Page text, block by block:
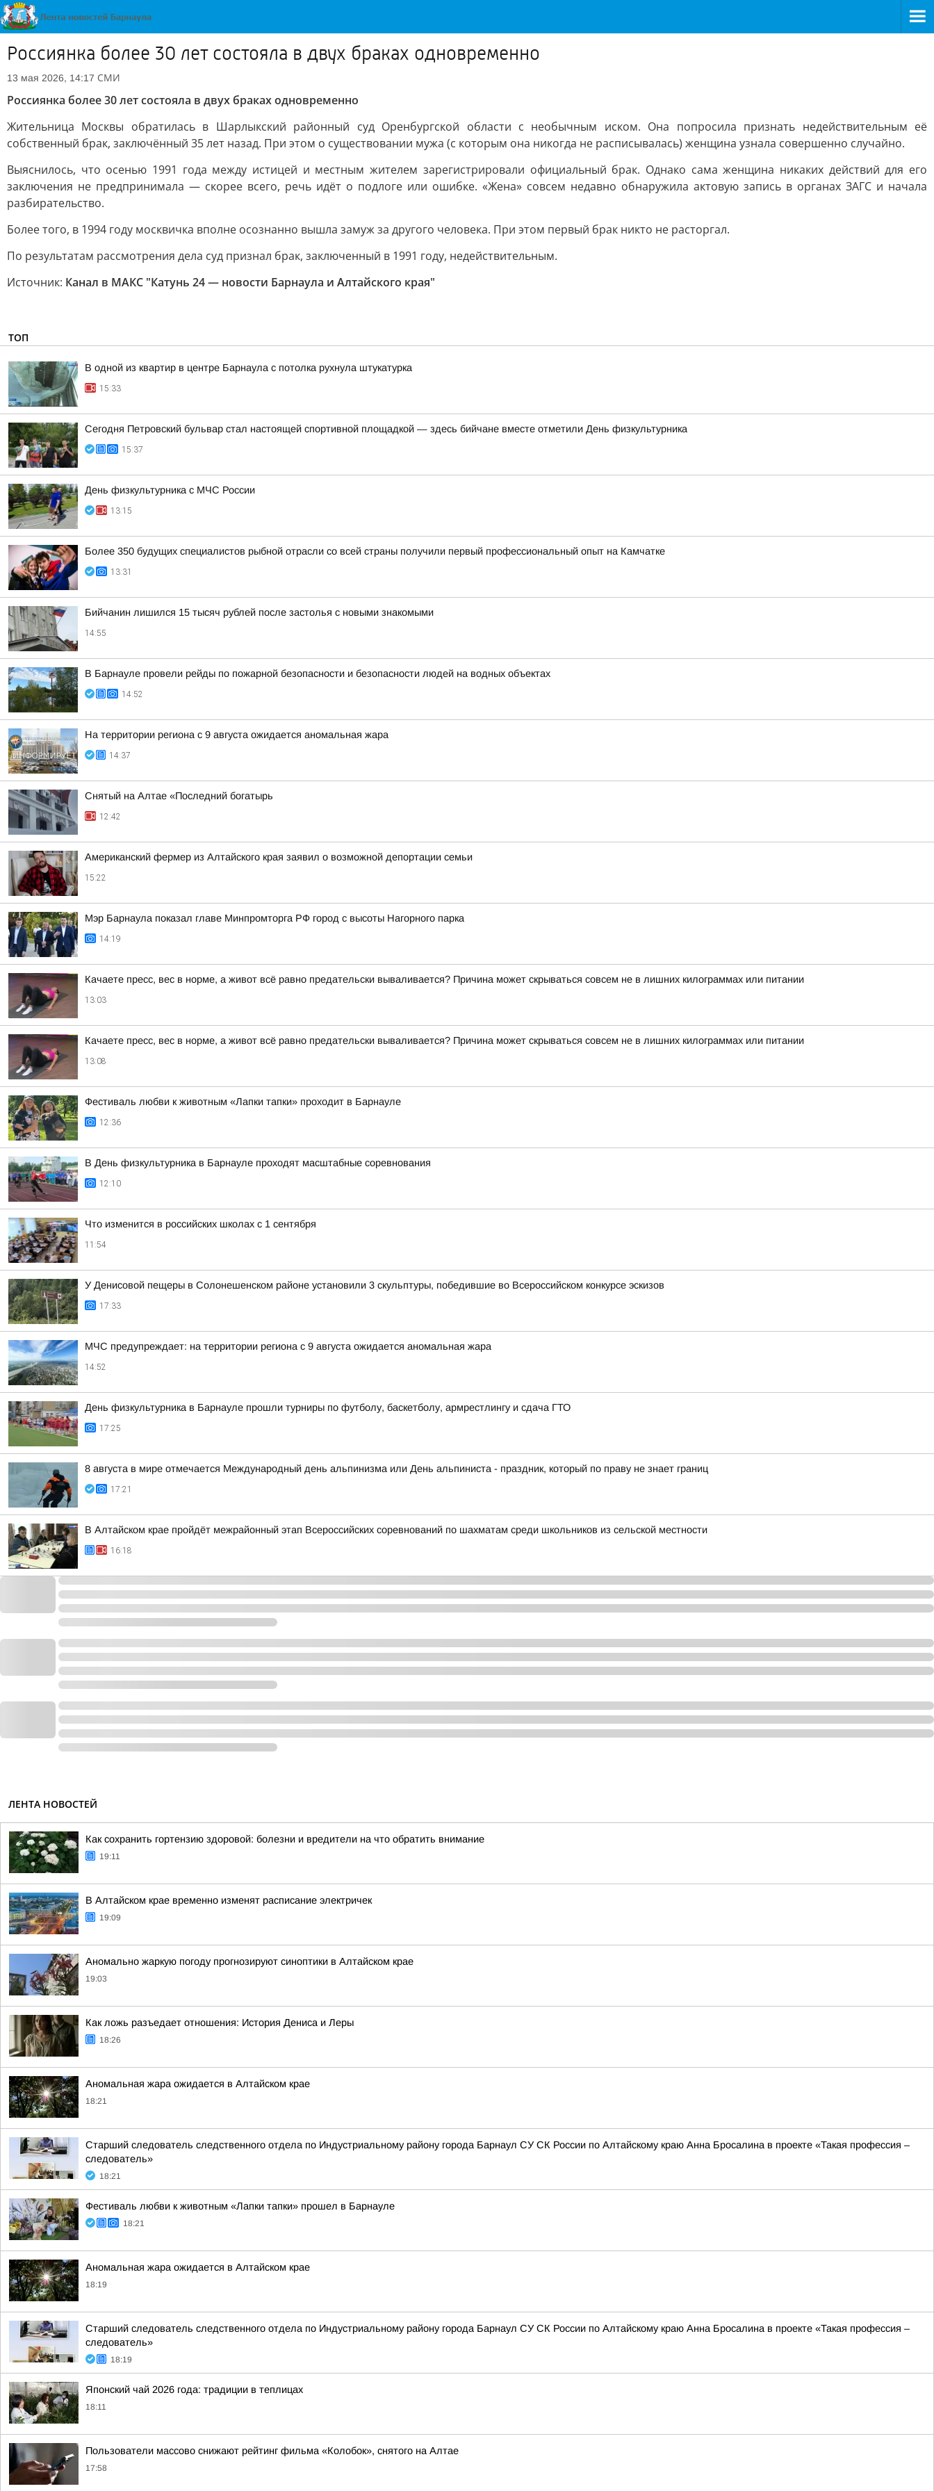
Россиянка более 30 лет состояла в двух браках одновременно
13 мая 2026, 14:17 СМИ
Россиянка более 30 лет состояла в двух браках одновременно
Жительница Москвы обратилась в Шарлыкский районный суд Оренбургской области с необычным иском. Она попросила признать недействительным её
собственный брак, заключённый 35 лет назад. При этом о существовании мужа (с которым она никогда не расписывалась) женщина узнала совершенно случайно.
Выяснилось, что осенью 1991 года между истицей и местным жителем зарегистрировали официальный брак. Однако сама женщина никаких действий для его
заключения не предпринимала — скорее всего, речь идёт о подлоге или ошибке. «Жена» совсем недавно обнаружила актовую запись в органах ЗАГС и начала
разбирательство.
Более того, в 1994 году москвичка вполне осознанно вышла замуж за другого человека. При этом первый брак никто не расторгал.
По результатам рассмотрения дела суд признал брак, заключенный в 1991 году, недействительным.
Источник: Канал в МАКС "Катунь 24 — новости Барнаула и Алтайского края"
ТОП
В одной из квартир в центре Барнаула с потолка рухнула штукатурка
15:33
Сегодня Петровский бульвар стал настоящей спортивной площадкой — здесь бийчане вместе отметили День физкультурника
15:37
День физкультурника с МЧС России
13:15
Более 350 будущих специалистов рыбной отрасли со всей страны получили первый профессиональный опыт на Камчатке
13:31
Бийчанин лишился 15 тысяч рублей после застолья с новыми знакомыми
14:55
В Барнауле провели рейды по пожарной безопасности и безопасности людей на водных объектах
14:52
На территории региона с 9 августа ожидается аномальная жара
14:37
Снятый на Алтае «Последний богатырь
12:42
Американский фермер из Алтайского края заявил о возможной депортации семьи
15:22
Мэр Барнаула показал главе Минпромторга РФ город с высоты Нагорного парка
14:19
Качаете пресс, вес в норме, а живот всё равно предательски вываливается? Причина может скрываться совсем не в лишних килограммах или питании
13:03
Качаете пресс, вес в норме, а живот всё равно предательски вываливается? Причина может скрываться совсем не в лишних килограммах или питании
13:08
Фестиваль любви к животным «Лапки тапки» проходит в Барнауле
12:36
В День физкультурника в Барнауле проходят масштабные соревнования
12:10
Что изменится в российских школах с 1 сентября
11:54
У Денисовой пещеры в Солонешенском районе установили 3 скульптуры, победившие во Всероссийском конкурсе эскизов
17:33
МЧС предупреждает: на территории региона с 9 августа ожидается аномальная жара
14:52
День физкультурника в Барнауле прошли турниры по футболу, баскетболу, армрестлингу и сдача ГТО
17:25
8 августа в мире отмечается Международный день альпинизма или День альпиниста - праздник, который по праву не знает границ
17:21
В Алтайском крае пройдёт межрайонный этап Всероссийских соревнований по шахматам среди школьников из сельской местности
16:18
ЛЕНТА НОВОСТЕЙ
Как сохранить гортензию здоровой: болезни и вредители на что обратить внимание
19:11
В Алтайском крае временно изменят расписание электричек
19:09
Аномально жаркую погоду прогнозируют синоптики в Алтайском крае
19:03
Как ложь разъедает отношения: История Дениса и Леры
18:26
Аномальная жара ожидается в Алтайском крае
18:21
Старший следователь следственного отдела по Индустриальному району города Барнаул СУ СК России по Алтайскому краю Анна Бросалина в проекте «Такая профессия –
следователь»
18:21
Фестиваль любви к животным «Лапки тапки» прошел в Барнауле
18:21
Аномальная жара ожидается в Алтайском крае
18:19
Старший следователь следственного отдела по Индустриальному району города Барнаул СУ СК России по Алтайскому краю Анна Бросалина в проекте «Такая профессия –
следователь»
18:19
Японский чай 2026 года: традиции в теплицах
18:11
Пользователи массово снижают рейтинг фильма «Колобок», снятого на Алтае
17:58